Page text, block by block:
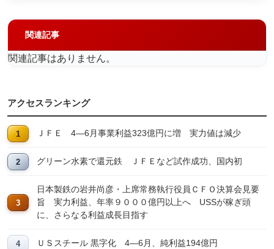
関連記事
関連記事はありません。
アクセスランキング
ＪＦＥ 4―6月事業利益323億円に増 実力値は減少
グリーン水素で還元鉄 ＪＦＥなど試作成功、国内初
日本製鉄の岩井尚彦・上席常務執行役員ＣＦＯ決算会見要
旨 実力利益、年率９０００億円以上へ USSが稼ぎ頭
に、さらなる利益成長目指す
ＵＳスチール 黒字化 4―6月、純利益194億円